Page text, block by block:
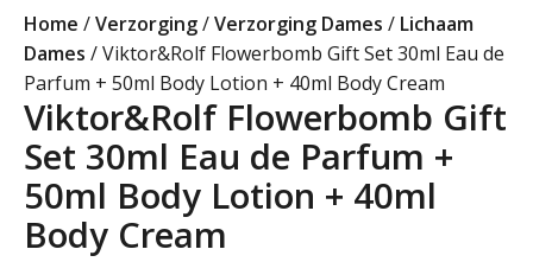
Home /Verzorging/Verzorging Dames / Lichaam
Dames / Viktor&Rolf Flowerbomb Gift Set 30ml Eau de
Parfum + 50ml Body Lotion + 40ml Body Cream
Viktor&Rolf Flowerbomb Gift
Set 30ml Eau de Parfum +
50ml Body Lotion + 40ml
Body Cream